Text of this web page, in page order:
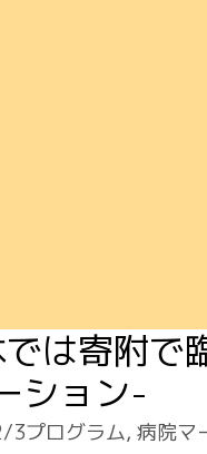
は寄附で
ション-
3プログラム, 病院マ